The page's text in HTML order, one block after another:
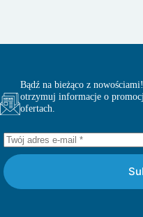
Bądź na bieżąco z
otrzymuj informacje o
ofertach.